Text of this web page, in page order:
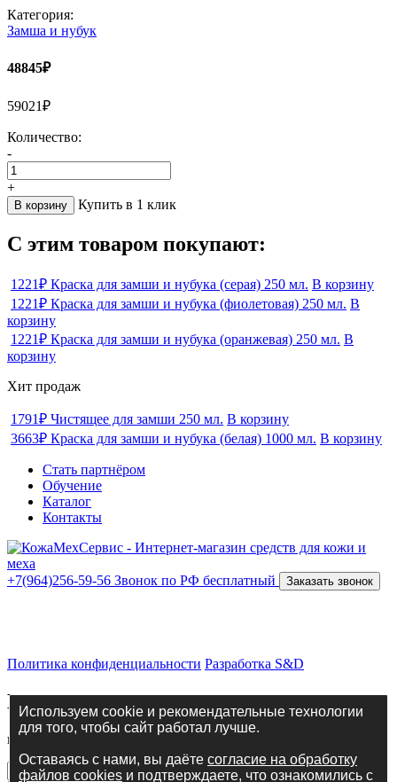
Категория:
Замша и нубук
48845₽
59021₽
Количество:
-
+
В корзину Купить в 1 клик
С этим товаром покупают:
1221₽ Краска для замши и нубука (серая) 250 мл. В корзину
1221₽ Краска для замши и нубука (фиолетовая) 250 мл. В
корзину
1221₽ Краска для замши и нубука (оранжевая) 250 мл. В
корзину
Хит продаж
1791₽ Чистящее для замши 250 мл. В корзину
3663₽ Краска для замши и нубука (белая) 1000 мл. В корзину
Стать партнёром
Обучение
Каталог
Контакты
+7(964)256-59-56 Звонок по РФ бесплатный Заказать звонок
Политика конфиденциальности Разработка S&D
Введите свои данные
и наш менеджер с вами свяжется в ближайшее время!
Используем cookie и рекомендательные технологии
для того, чтобы сайт работал лучше.
Оставаясь с нами, вы даёте согласие на обработку
файлов cookies и подтверждаете, что ознакомились с